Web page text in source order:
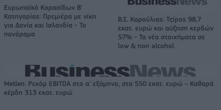
Ευρωπαϊκό Κορασίδων Β'
Κατηγορίας: Πρεμιέρα με νίκη
για Δανία και Ισλανδία - Το
πανόραμα
Β.Σ. Καρούλιας: Τζίρος 98,7
εκατ. ευρώ και αύξηση κερδών
57% - Τα νέα στοιχήματα σε
low & non alcohol
Metlen: Ρεκόρ EBITDA στο α' εξάμηνο, στα 550 εκατ. ευρώ – Καθαρά
κέρδη 313 εκατ. ευρώ